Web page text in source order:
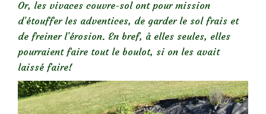
Or, les vivaces couvre-sol ont pour mission
d’étouffer les adventices, de garder le sol frais et
de freiner l’érosion. En bref, à elles seules, elles
pourraient faire tout le boulot, si on les avait
laissé faire!